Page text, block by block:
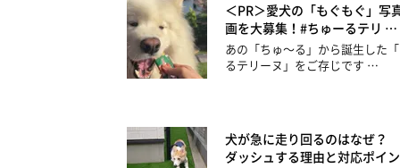
＜PR＞愛犬の「もぐもぐ」写
画を大募集！#ちゅーるテリ …
あの「ちゅ～る」から誕生した
るテリーヌ」をご存じです …
犬が急に走り回るのはなぜ？
ダッシュする理由と対応ポイ